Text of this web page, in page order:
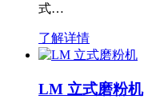
式…
了解详情
LM 立式磨粉机